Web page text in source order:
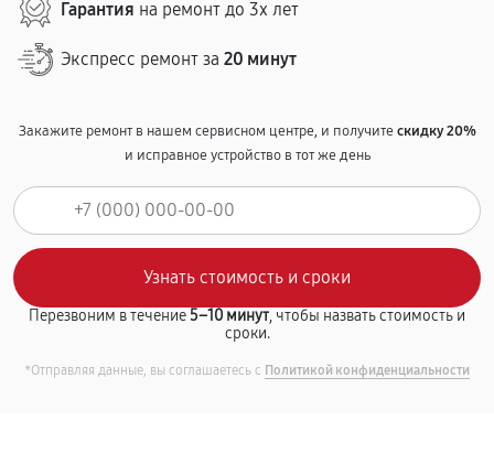
Гарантия на ремонт до 3х лет
Экспресс ремонт за 20 минут
Закажите ремонт в нашем сервисном центре, и получитескидку 20%
и исправное устройство в тот же день
Перезвоним в течение5–10 минут, чтобы назвать стоимость и
сроки.
*Отправляя данные, вы соглашаетесь с Политикой конфиденциальности